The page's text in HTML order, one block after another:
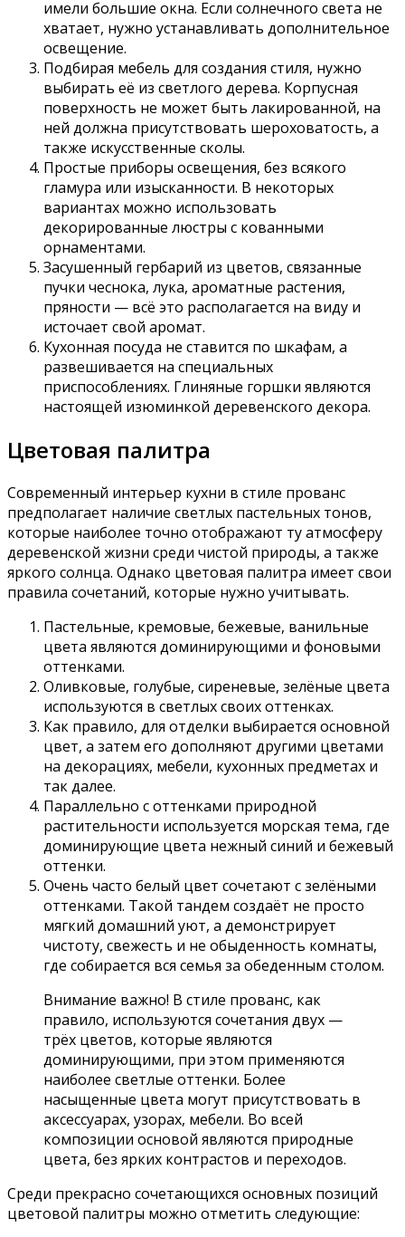
имели большие окна. Если солнечного света не
хватает, нужно устанавливать дополнительное
освещение.
Подбирая мебель для создания стиля, нужно
выбирать её из светлого дерева. Корпусная
поверхность не может быть лакированной, на
ней должна присутствовать шероховатость, а
также искусственные сколы.
Простые приборы освещения, без всякого
гламура или изысканности. В некоторых
вариантах можно использовать
декорированные люстры с кованными
орнаментами.
Засушенный гербарий из цветов, связанные
пучки чеснока, лука, ароматные растения,
пряности — всё это располагается на виду и
источает свой аромат.
Кухонная посуда не ставится по шкафам, а
развешивается на специальных
приспособлениях. Глиняные горшки являются
настоящей изюминкой деревенского декора.
Цветовая палитра
Современный интерьер кухни в стиле прованс
предполагает наличие светлых пастельных тонов,
которые наиболее точно отображают ту атмосферу
деревенской жизни среди чистой природы, а также
яркого солнца. Однако цветовая палитра имеет свои
правила сочетаний, которые нужно учитывать.
Пастельные, кремовые, бежевые, ванильные
цвета являются доминирующими и фоновыми
оттенками.
Оливковые, голубые, сиреневые, зелёные цвета
используются в светлых своих оттенках.
Как правило, для отделки выбирается основной
цвет, а затем его дополняют другими цветами
на декорациях, мебели, кухонных предметах и
так далее.
Параллельно с оттенками природной
растительности используется морская тема, где
доминирующие цвета нежный синий и бежевый
оттенки.
Очень часто белый цвет сочетают с зелёными
оттенками. Такой тандем создаёт не просто
мягкий домашний уют, а демонстрирует
чистоту, свежесть и не обыденность комнаты,
где собирается вся семья за обеденным столом.
Внимание важно! В стиле прованс, как
правило, используются сочетания двух —
трёх цветов, которые являются
доминирующими, при этом применяются
наиболее светлые оттенки. Более
насыщенные цвета могут присутствовать в
аксессуарах, узорах, мебели. Во всей
композиции основой являются природные
цвета, без ярких контрастов и переходов.
Среди прекрасно сочетающихся основных позиций
цветовой палитры можно отметить следующие: